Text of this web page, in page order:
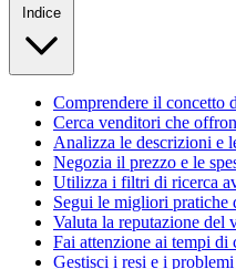
Indice
Comprendere il concetto
Cerca venditori che
Analizza le descrizioni e
Negozia il prezzo e le
Utilizza i filtri di ricerca
Segui le migliori pratiche
Valuta la reputazione del
Fai attenzione ai tempi di
Gestisci i resi e i